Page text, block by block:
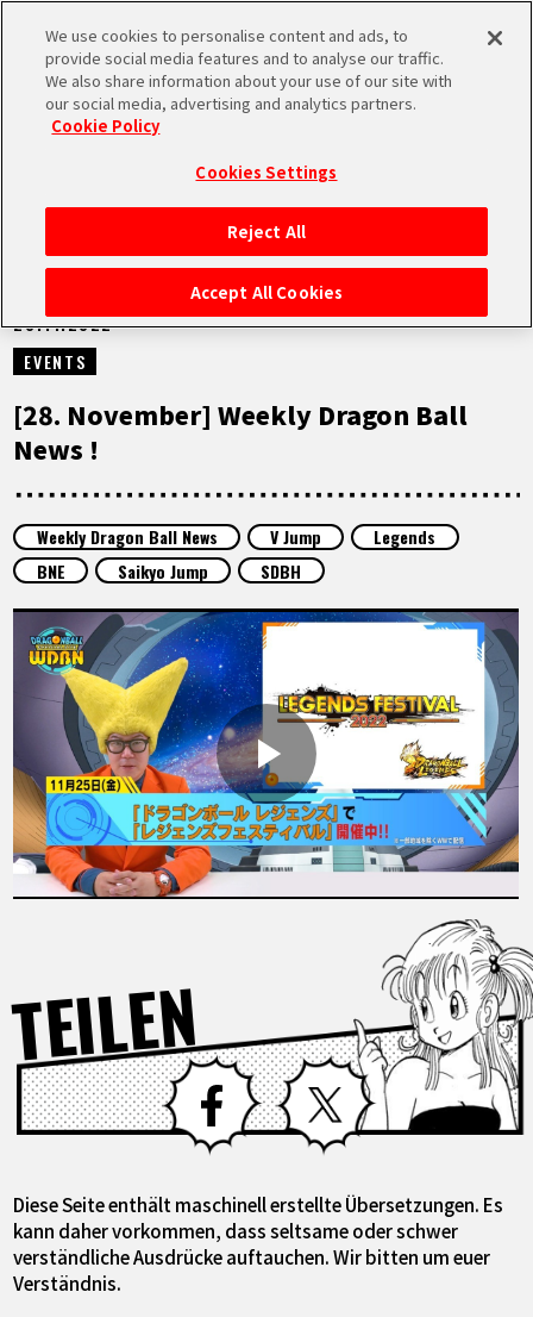
MEN
STARTSEITE
NEUES
HIGHLIGHTS
SPECIALS
INFOS
LANGUAGE
JP
EN FR DE
VIDEOS
28.11.2022
EVENTS
[28. November] Weekly Dragon Ball
News !
Weekly Dragon Ball News V Jump
Legends
BNE
Saikyo Jump SDBH
TEILEN Facebook X
Diese Seite enthält maschinell erstellte Übersetzungen. Es
kann daher vorkommen, dass seltsame oder schwer
verständliche Ausdrücke auftauchen. Wir bitten um euer
Verständnis.
We use cookies to personalise content and ads, to
provide social media features and to analyse our traffic.
We also share information about your use of our site with
our social media, advertising and analytics partners.
Cookie Policy
Cookies Settings
Reject All
Accept All Cookies